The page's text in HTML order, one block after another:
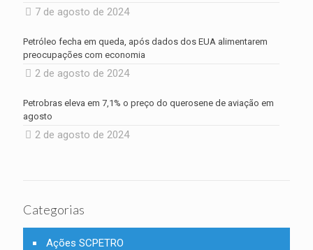
7 de agosto de 2024
Petróleo fecha em queda, após dados dos EUA alimentarem
preocupações com economia
2 de agosto de 2024
Petrobras eleva em 7,1% o preço do querosene de aviação em
agosto
2 de agosto de 2024
Categorias
Ações SCPETRO